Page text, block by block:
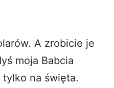
A zrobicie je
moja Babcia
tylko na święta.